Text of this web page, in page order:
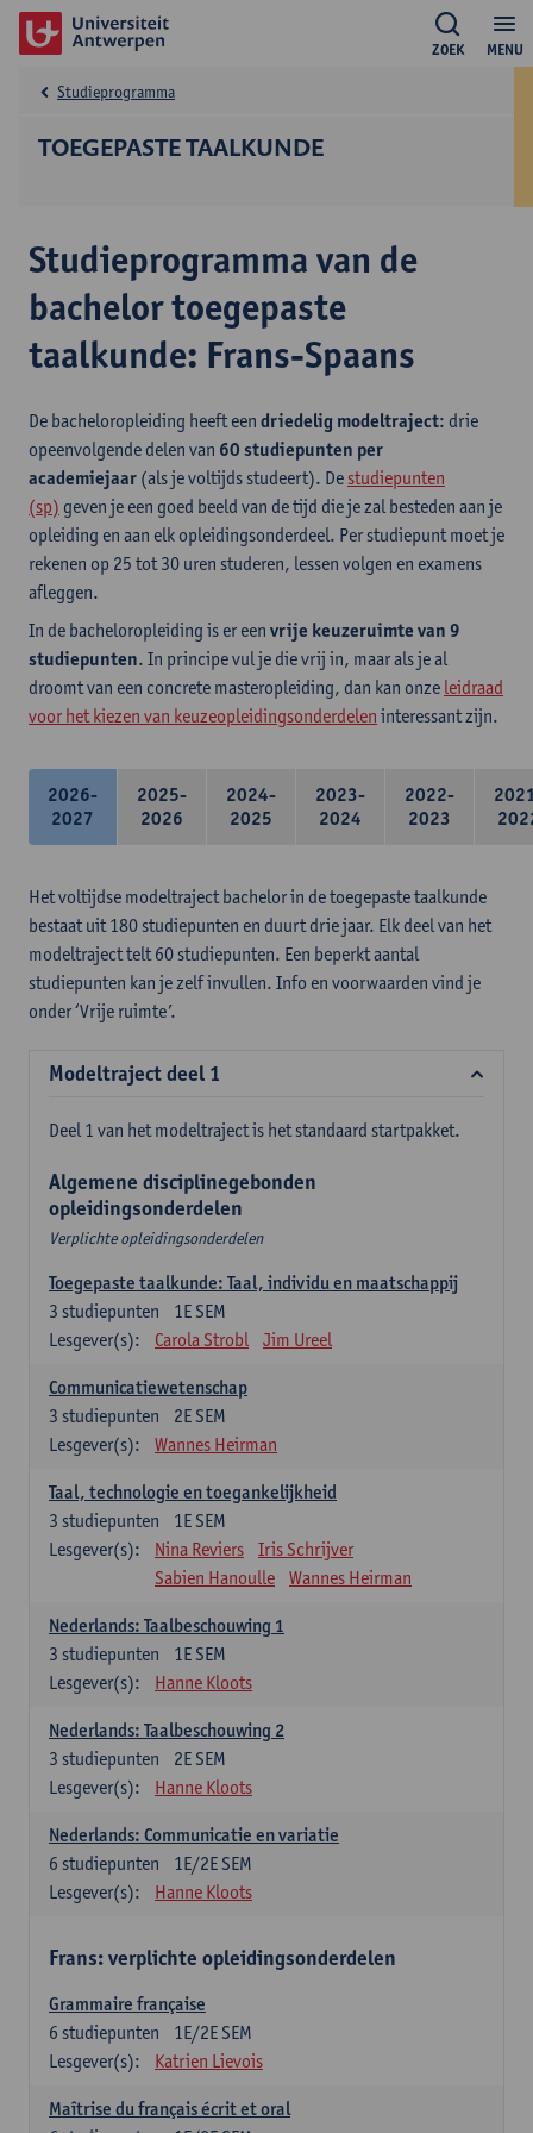
MENU
ZOEK
TOEGEPASTE TAALKUNDE
Studieprogramma
Studieprogramma van de
bachelor toegepaste
taalkunde: Frans-Spaans
De bacheloropleiding heeft een driedelig modeltraject: drie
opeenvolgende delen van 60 studiepunten per
academiejaar (als je voltijds studeert). De studiepunten
(sp) geven je een goed beeld van de tijd die je zal besteden aan je
opleiding en aan elk opleidingsonderdeel. Per studiepunt moet je
rekenen op 25 tot 30 uren studeren, lessen volgen en examens
afleggen.
In de bacheloropleiding is er een vrije keuzeruimte van 9
studiepunten. In principe vul je die vrij in, maar als je al
droomt van een concrete masteropleiding, dan kan onze leidraad
voor het kiezen van keuzeopleidingsonderdelen interessant zijn.
2026-
2027
2025-
2026
2024-
2025
2023-
2024
2022-
2023
Het voltijdse modeltraject bachelor in de toegepaste taalkunde
bestaat uit 180 studiepunten en duurt drie jaar. Elk deel van het
modeltraject telt 60 studiepunten. Een beperkt aantal
studiepunten kan je zelf invullen. Info en voorwaarden vind je
onder ‘Vrije ruimte’.
Modeltraject deel 1
Deel 1 van het modeltraject is het standaard startpakket.
Algemene disciplinegebonden
opleidingsonderdelen
Verplichte opleidingsonderdelen
Toegepaste taalkunde: Taal, individu en maatschappij
1E SEM
3 studiepunten
Lesgever(s):
Carola Strobl Jim Ureel
Communicatiewetenschap
2E SEM
3 studiepunten
Lesgever(s):
Wannes Heirman
Taal, technologie en toegankelijkheid
1E SEM
3 studiepunten
Lesgever(s):
Nina Reviers
Iris Schrijver
Sabien Hanoulle
Wannes Heirman
Nederlands: Taalbeschouwing 1
1E SEM
3 studiepunten
Lesgever(s):
Hanne Kloots
Nederlands: Taalbeschouwing 2
2E SEM
3 studiepunten
Lesgever(s):
Hanne Kloots
Nederlands: Communicatie en variatie
1E/2E SEM
6 studiepunten
Lesgever(s):
Hanne Kloots
Frans: verplichte opleidingsonderdelen
Grammaire française
1E/2E SEM
6 studiepunten
Lesgever(s):
Katrien Lievois
Maîtrise du français écrit et oral